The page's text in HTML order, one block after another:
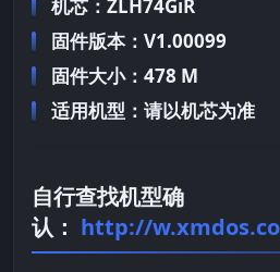
机芯：ZLH74GiR
固件版本：V1.00099
固件大小：478 M
适用机型：请以机芯为准
自行查找机型确
认： http://